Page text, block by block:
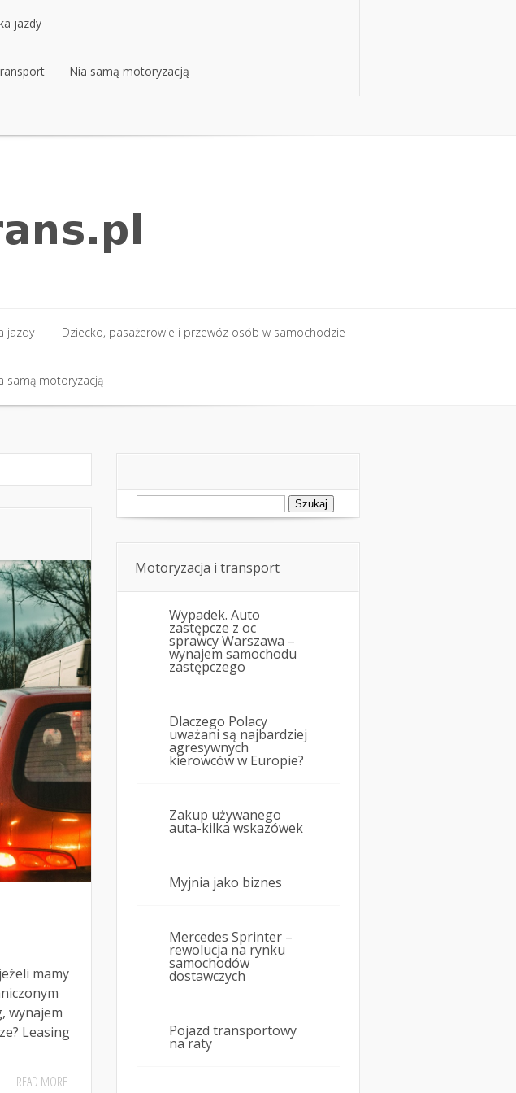
jazdy
jazdy Nia samą motoryzacją
jazdy
jazdy
Dziecko, pasażerowie i przewóz osób w samochodzie
Dziecko, pasażerowie i przewóz osób w samochodzie
samą motoryzacją
mamy
wynajem
Leasing
READ MORE
Szukaj:
Motoryzacja i transport
Wypadek. Auto
zastępcze z oc
sprawcy Warszawa –
wynajem samochodu
zastępczego
Dlaczego Polacy
uważani są najbardziej
agresywnych
kierowców w Europie?
Zakup używanego
auta-kilka wskazówek
Myjnia jako biznes
Mercedes Sprinter –
rewolucja na rynku
samochodów
dostawczych
Pojazd transportowy
na raty